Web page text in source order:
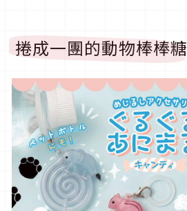
捲成一團的動物棒棒糖